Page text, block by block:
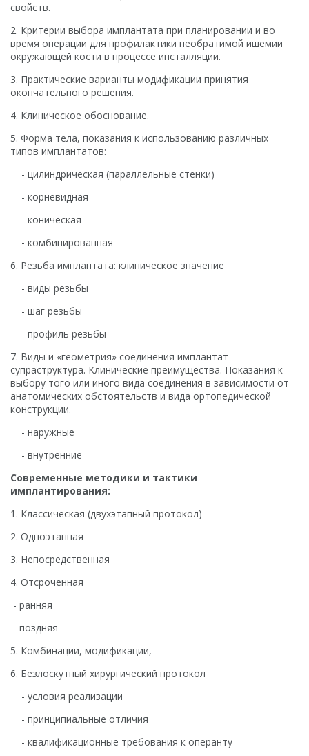
свойств.
2. Критерии выбора имплантата при планировании и во
время операции для профилактики необратимой ишемии
окружающей кости в процессе инсталляции.
3. Практические варианты модификации принятия
окончательного решения.
4. Клиническое обоснование.
5. Форма тела, показания к использованию различных
типов имплантатов:
- цилиндрическая (параллельные стенки)
- корневидная
- коническая
- комбинированная
6. Резьба имплантата: клиническое значение
- виды резьбы
- шаг резьбы
- профиль резьбы
7. Виды и «геометрия» соединения имплантат –
супраструктура. Клинические преимущества. Показания к
выбору того или иного вида соединения в зависимости от
анатомических обстоятельств и вида ортопедической
конструкции.
- наружные
- внутренние
Современные методики и тактики
имплантирования:
1. Классическая (двухэтапный протокол)
2. Одноэтапная
3. Непосредственная
4. Отсроченная
- ранняя
- поздняя
5. Комбинации, модификации,
6. Безлоскутный хирургический протокол
- условия реализации
- принципиальные отличия
- квалификационные требования к операнту